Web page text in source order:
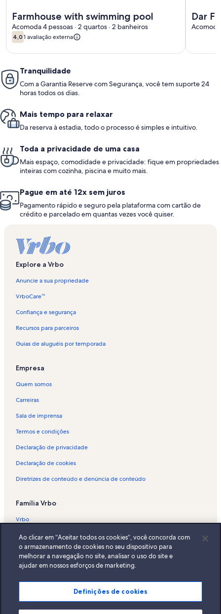
Farmhouse with swimming pool
Acomoda 4 pessoas · 2 quartos · 2 banheiros
4,04,0 de 10
1 avaliação externa
Dar
Acomoda
Tranquilidade
Com a Garantia Reserve com Segurança, você tem suporte 24
horas todos os dias.
Mais tempo para relaxar
Da reserva à estadia, todo o processo é simples e intuitivo.
Toda a privacidade de uma casa
Mais espaço, comodidade e privacidade: fique em propriedades
inteiras com cozinha, piscina e muito mais.
Pague em até 12x sem juros
Pagamento rápido e seguro pela plataforma com cartão de
crédito e parcelado em quantas vezes você quiser.
Explore a Vrbo
Anuncie a sua propriedade
VrboCare™
Confiança e segurança
Recursos para parceiros
Guias de aluguéis por temporada
Empresa
Quem somos
Carreiras
Sala de imprensa
Termos e condições
Declaração de privacidade
Declaração de cookies
Diretrizes de conteúdo e denúncia de conteúdo
Família Vrbo
Vrbo
Abritel.fr
FeWo-direkt.de
Bookabach.co.nz
Stayz.com.au
© 2026 Vrbo, uma empresa do Expedia Group. Todos os direitos
reservados. Vrbo e o logotipo da Vrbo são marcas comerciais ou marcas
Ao clicar em “Aceitar todos os cookies”, você concorda com
o armazenamento de cookies no seu dispositivo para
melhorar a navegação no site, analisar o uso do site e
ajudar em nossos esforços de marketing.
Definições de cookies